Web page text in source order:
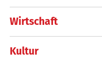
Wirtschaft
Kultur